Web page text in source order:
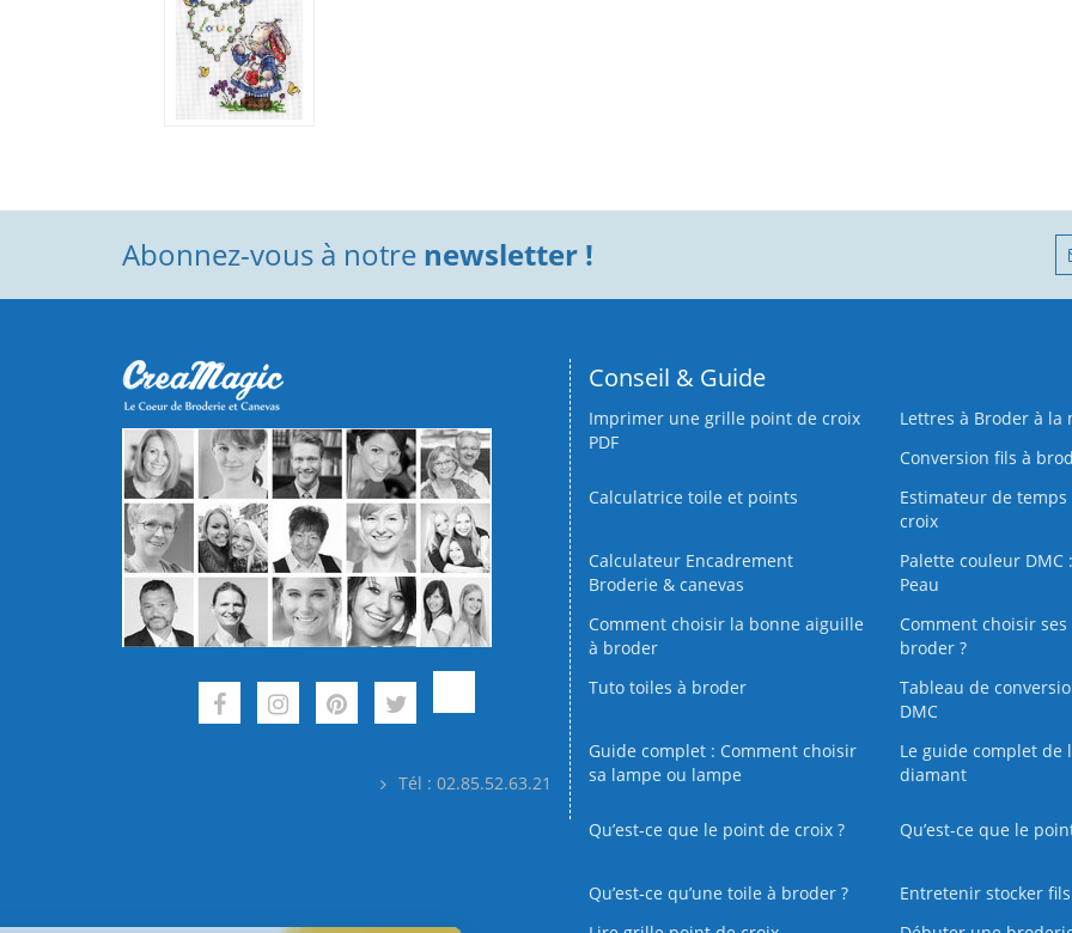
Abonnez-vous à notre newsletter !
Tél : 02.85.52.63.21
Conseil & Guide
Imprimer une grille point de croix
PDF
Lettres à Broder à la
Conversion fils à
Calculatrice toile et points
Estimateur de temps
croix
Calculateur Encadrement
Broderie & canevas
Palette couleur DMC
Peau
Comment choisir la bonne aiguille
à broder
Comment choisir ses
broder ?
Tuto toiles à broder
Tableau de
DMC
Guide complet : Comment choisir
sa lampe ou lampe
Le guide complet de
diamant
Qu’est-ce que le point de croix ? Qu’est-ce que le
Qu’est‑ce qu’une toile à broder ?
Entretenir stocker